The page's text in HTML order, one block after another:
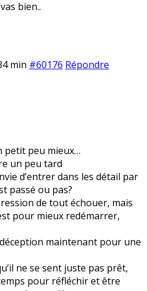
bien..
min #60176 Répondre
petit peu mieux…
un peu tard
d’entrer dans les détail par
passé ou pas?
de tout échouer, mais
pour mieux redémarrer,
maintenant pour une
ne se sent juste pas prêt,
pour réfléchir et être